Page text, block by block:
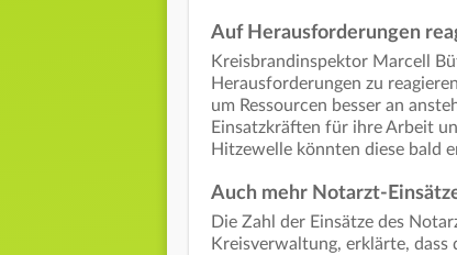
Auf Herausforderungen
Kreisbrandinspektor Marcell
Herausforderungen zu
um Ressourcen besser an
Einsatzkräften für ihre Arbeit
Hitzewelle könnten diese bald
Auch mehr Notarzt-
Die Zahl der Einsätze des
Kreisverwaltung, erklärte,